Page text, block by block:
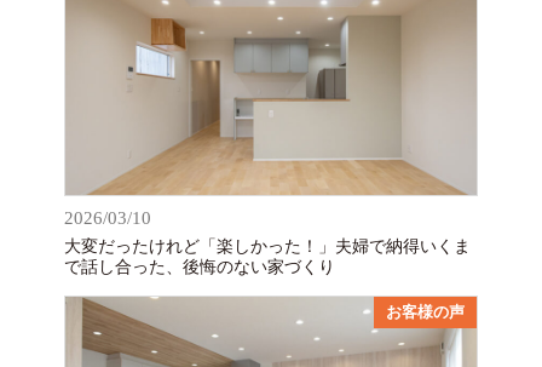
2026/03/10
大変だったけれど「楽しかった！」夫婦で納得いくま
で話し合った、後悔のない家づくり
お客様の声